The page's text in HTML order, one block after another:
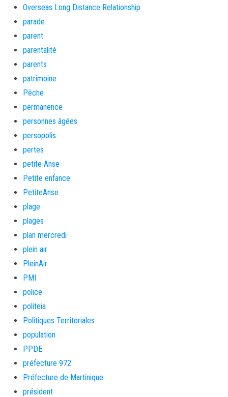
Overseas Long Distance Relationship
parade
parent
parentalité
parents
patrimoine
Pêche
permanence
personnes âgées
persopolis
pertes
petite Anse
Petite enfance
PetiteAnse
plage
plages
plan mercredi
plein air
PleinAir
PMI
police
politeia
Politiques Territoriales
population
PPDE
préfecture 972
Préfecture de Martinique
président